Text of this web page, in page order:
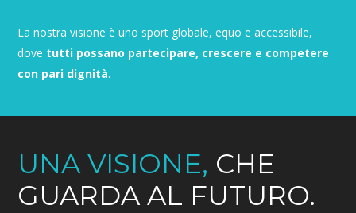
La nostra visione è uno sport globale, equo e accessibile,
dove tutti possano partecipare, crescere e competere
con pari dignità.
UNA VISIONE, CHE
GUARDA AL FUTURO.